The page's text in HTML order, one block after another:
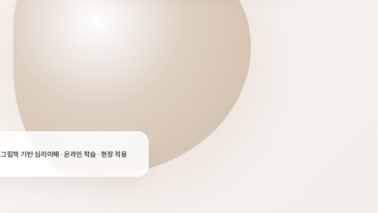
그림책 기반 심리이해 · 온라인 학습 · 현장 적용